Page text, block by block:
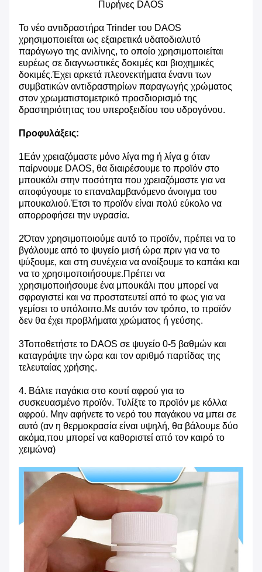
Πυρήνες DAOS
Το νέο αντιδραστήρα Trinder του DAOS
χρησιμοποιείται ως εξαιρετικά υδατοδιαλυτό
παράγωγο της ανιλίνης, το οποίο χρησιμοποιείται
ευρέως σε διαγνωστικές δοκιμές και βιοχημικές
δοκιμές.Έχει αρκετά πλεονεκτήματα έναντι των
συμβατικών αντιδραστηρίων παραγωγής χρώματος
στον χρωματιστομετρικό προσδιορισμό της
δραστηριότητας του υπεροξειδίου του υδρογόνου.
Προφυλάξεις:
1Εάν χρειαζόμαστε μόνο λίγα mg ή λίγα g όταν
παίρνουμε DAOS, θα διαιρέσουμε το προϊόν στο
μπουκάλι στην ποσότητα που χρειαζόμαστε για να
αποφύγουμε το επαναλαμβανόμενο άνοιγμα του
μπουκαλιού.Έτσι το προϊόν είναι πολύ εύκολο να
απορροφήσει την υγρασία.
2Όταν χρησιμοποιούμε αυτό το προϊόν, πρέπει να το
βγάλουμε από το ψυγείο μισή ώρα πριν για να το
ψύξουμε, και στη συνέχεια να ανοίξουμε το καπάκι και
να το χρησιμοποιήσουμε.Πρέπει να
χρησιμοποιήσουμε ένα μπουκάλι που μπορεί να
σφραγιστεί και να προστατευτεί από το φως για να
γεμίσει το υπόλοιπο.Με αυτόν τον τρόπο, το προϊόν
δεν θα έχει προβλήματα χρώματος ή γεύσης.
3Τοποθετήστε το DAOS σε ψυγείο 0-5 βαθμών και
καταγράψτε την ώρα και τον αριθμό παρτίδας της
τελευταίας χρήσης.
4. Βάλτε παγάκια στο κουτί αφρού για το
συσκευασμένο προϊόν. Τυλίξτε το προϊόν με κόλλα
αφρού. Μην αφήνετε το νερό του παγάκου να μπει σε
αυτό (αν η θερμοκρασία είναι υψηλή, θα βάλουμε δύο
ακόμα,που μπορεί να καθοριστεί από τον καιρό το
χειμώνα)